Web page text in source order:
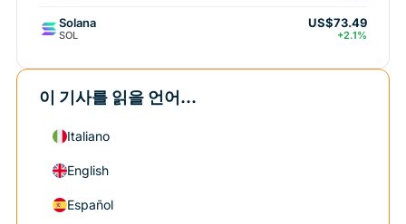
Solana
SOL
US$73.49
+2.1%
이 기사를 읽을 언어...
Italiano
English
Español